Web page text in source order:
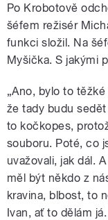
Po Krobotově
šéfem režisér
funkci složil. Na
Myšička. S jakými
„Ano, bylo to
že tady budu
to kočkopes,
souboru. Poté, co
uvažovali, jak dál.
měl být někdo z
kravina, blbost, to
Ivan, ať to dělám